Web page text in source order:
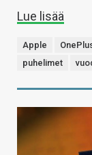
Lue lisää
Apple
puhelimet